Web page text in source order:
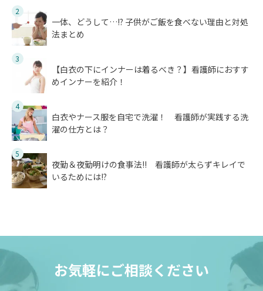
2
一体、どうして…!? 子供がご飯を食べない理由と対処
法まとめ
3
【白衣の下にインナーは着るべき？】看護師におすす
めインナーを紹介！
4
白衣やナース服を自宅で洗濯！ 看護師が実践する洗
濯の仕方とは？
5
夜勤＆夜勤明けの食事法!! 看護師が太らずキレイで
いるためには!?
お気軽にご相談ください